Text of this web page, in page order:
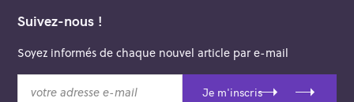
Suivez-nous !
Soyez informés de chaque nouvel article par e-mail
Je m'inscris